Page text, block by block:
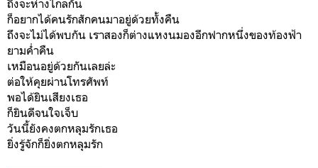
ถึงจะห่างไกลกัน
ก็อยากได้คนรักสักคนมาอยู่ด้วยทั้งคืน
ถึงจะไม่ได้พบกัน เราสองก็ต่างแหงนมองอีกฟากหนึ่งของท้องฟ้า
ยามค่ำคืน
เหมือนอยู่ด้วยกันเลยล่ะ
ต่อให้คุยผ่านโทรศัพท์
พอได้ยินเสียงเธอ
ก็ยินดีจนใจเจ็บ
วันนี้ยังคงตกหลุมรักเธอ
ยิ่งรู้จักก็ยิ่งตกหลุมรัก